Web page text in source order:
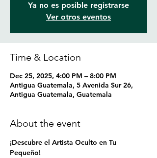
Ya no es posible registrarse
Ver otros eventos
Time & Location
Dec 25, 2025, 4:00 PM – 8:00 PM
Antigua Guatemala, 5 Avenida Sur 26,
Antigua Guatemala, Guatemala
About the event
¡Descubre el Artista Oculto en Tu
Pequeño!